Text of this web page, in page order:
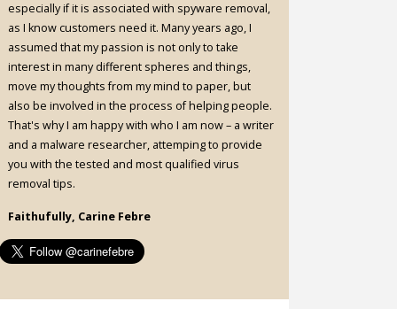
especially if it is associated with spyware removal,
as I know customers need it. Many years ago, I
assumed that my passion is not only to take
interest in many different spheres and things,
move my thoughts from my mind to paper, but
also be involved in the process of helping people.
That's why I am happy with who I am now – a writer
and a malware researcher, attemping to provide
you with the tested and most qualified virus
removal tips.
Faithufully, Carine Febre